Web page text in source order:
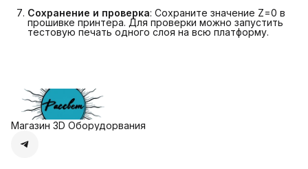
Сохранение и проверка: Сохраните значение Z=0 в
прошивке принтера. Для проверки можно запустить
тестовую печать одного слоя на всю платформу.
Магазин 3D Оборудорвания